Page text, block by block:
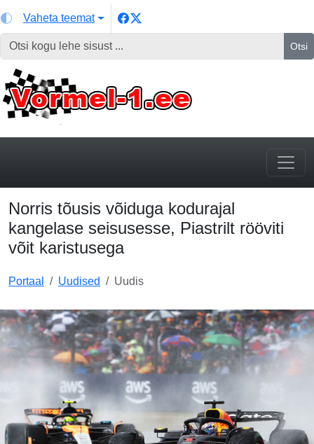
Vaheta teemat
Otsi
Norris tõusis võiduga kodurajal
kangelase seisusesse, Piastrilt rööviti
võit karistusega
Portaal Uudised Uudis